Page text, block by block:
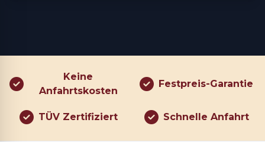
Keine
Anfahrtskosten
Festpreis-Garantie
TÜV Zertifiziert Schnelle Anfahrt